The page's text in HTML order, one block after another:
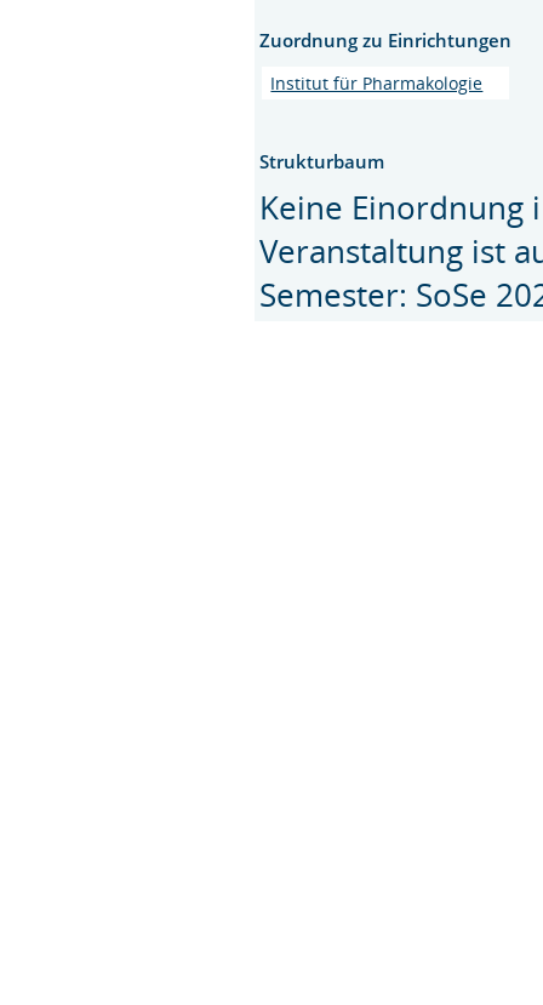
Zuordnung zu Einrichtungen
Institut für Pharmakologie
Strukturbaum
Keine Einordnung
Veranstaltung ist
Semester: SoSe